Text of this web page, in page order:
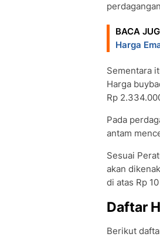
BACA
Harga
Sementara
Harga
Rp
Pada
antam
Sesuai
akan
di atas Rp
Daftar
Berikut